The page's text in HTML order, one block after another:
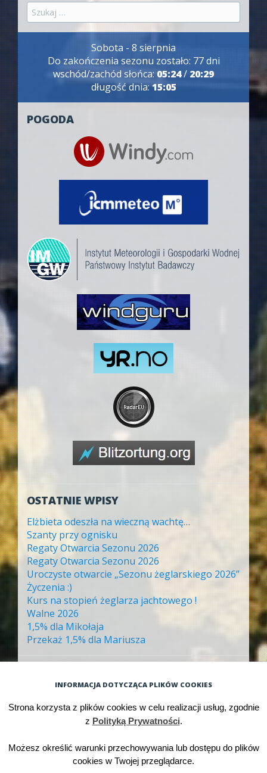
Szukaj:
Sobota - 8 sierpnia
Do zakończenia sezonu zostało: 77 dni
wschód/zachód słońca:05:24/ 20:29
długość dnia:15:05
POGODA
OSTATNIE WPISY
Elżbieta odeszła na wieczną wachtę…
Szanty przy ognisku
Regaty Otwarcia Sezonu 2026
Regaty Otwarcia Sezonu 2026
Uroczyste otwarcie „Sezonu żeglarskiego 2026”
Życzenia :)
Kurs na stopień żeglarza jachtowego !
Walne 2026
1,5% dla Mikołaja
Przekaż 1,5% dla Mariusza
Dumnie wspierane przez WordPressa
Motyw: Big Brother. Autor motywu:WordPress.com
INFORMACJA DOTYCZĄCA PLIKÓW COOKIES
Strona korzysta z plików cookies w celu realizacji usług, zgodnie
z Polityką Prywatności.
Możesz określić warunki przechowywania lub dostępu do plików
cookies w Twojej przeglądarce.